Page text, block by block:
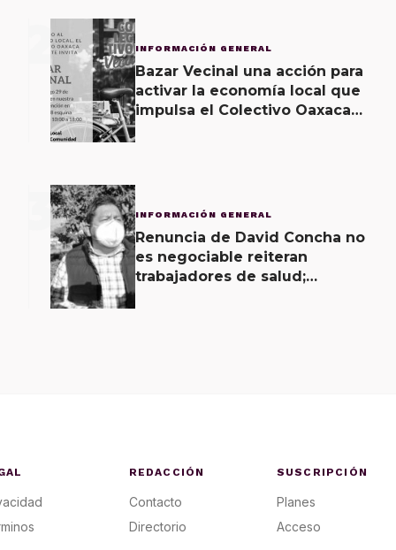
2 INFORMACIÓN GENERAL
Bazar Vecinal una acción para
activar la economía local que
impulsa el Colectivo Oaxaca
3 INFORMACIÓN GENERAL
Renuncia de David Concha no
es negociable reiteran
trabajadores de salud;
REDACCIÓN
Contacto
Directorio
SUSCRIPCIÓN
Planes
Acceso